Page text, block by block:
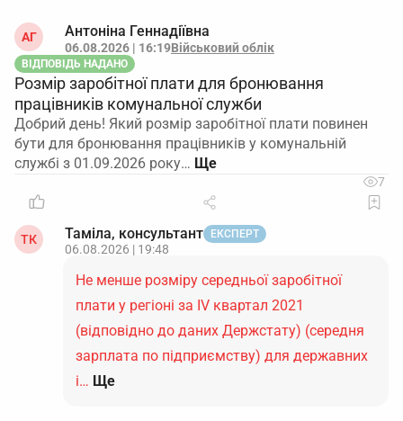
АГ Антоніна Геннадіївна
06.08.2026 | 16:19Військовий облік
ВІДПОВІДЬ НАДАНО
Розмір заробітної плати для бронювання
працівників комунальної служби
Добрий день! Який розмір заробітної плати повинен
бути для бронювання працівників у комунальній
службі з 01.09.2026 року…
7
ТК Таміла, консультант ЕКСПЕРТ
06.08.2026 | 19:48
Не менше розміру середньої заробітної
плати у регіоні за IV квартал 2021
(відповідно до даних Держстату) (середня
зарплата по підприємству) для державних
і… Ще